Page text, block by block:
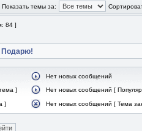
Показать темы за:
84 ]
Подарю!
Нет новых сообщений
]
Нет новых сообщений [
] Нет новых сообщений [ Тема